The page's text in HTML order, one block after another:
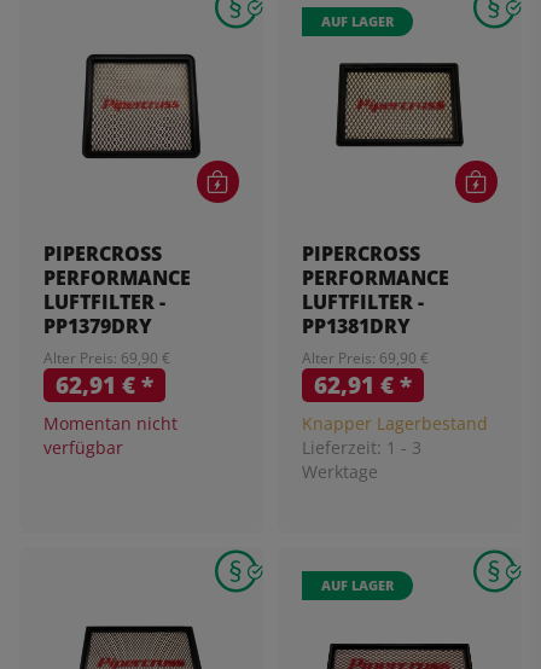
PIPERCROSS
PERFORMANCE
LUFTFILTER -
PP1379DRY
Alter Preis: 69,90 €
62,91 €*
Momentan nicht
verfügbar
AUF LAGER
PIPERCROSS
PERFORMANCE
LUFTFILTER -
PP1381DRY
Alter Preis: 69,90 €
62,91 €*
Knapper Lagerbestand
Lieferzeit: 1 - 3
Werktage
AUF LAGER